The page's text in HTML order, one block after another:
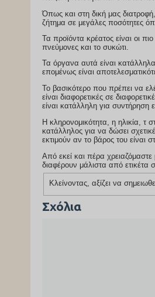
Όπως και στη δική μας
ζήτημα σε μεγάλες ποσότητες
Τα προϊόντα κρέατος είναι οι
πνεύμονες και το συκώτι.
Τα όργανα αυτά είναι
επομένως είναι
Το βασικότερο που πρέπει να
είναι διαφορετικές σε διαφορετικές
είναι κατάλληλη για
Η κληρονομικότητα, η ηλικία, τ
κατάλληλος για να δώσει σχετικές συμβουλές είναι ο κτηνίατρος μας. Οι κτηνίατροι κάνουν μια ανάλυση της σωματικής κατάστασης του ζώου και
εκτιμούν αν το βάρος του είναι
Από εκεί και πέρα χρειαζόμαστε μικρές τροποποιήσεις των ποσοτήτων που προτείνει ο
διαφέρουν μάλιστα από ετικέτα
Κλείνοντας, αξίζει να
Σχόλια